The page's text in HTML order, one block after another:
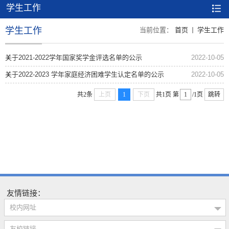
学生工作
当前位置： 首页 学生工作
学生工作
关于2021-2022学年国家奖学金评选名单的公示 2022-10-05
关于2022-2023 学年家庭经济困难学生认定名单的公示 2022-10-05
共2条 上页 1 下页 共1页 第 /1页 跳转
友情链接：
校内网址